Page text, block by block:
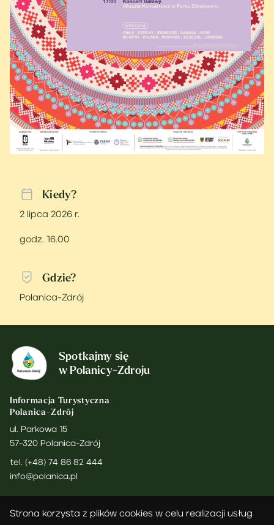
Kiedy?
2 lipca 2026 r.
godz. 16.00
Gdzie?
Polanica-Zdrój
Spotkajmy się
w Polanicy-Zdroju
Informacja Turystyczna
Polanica-Zdrój
ul. Parkowa 15
57-320 Polanica-Zdrój
tel. (+48) 74 86 82 444
info@polanica.pl
Inspektor Ochrony Danych:iod@eduodo.pl
Strona korzysta z plików cookies w celu realizacji usług